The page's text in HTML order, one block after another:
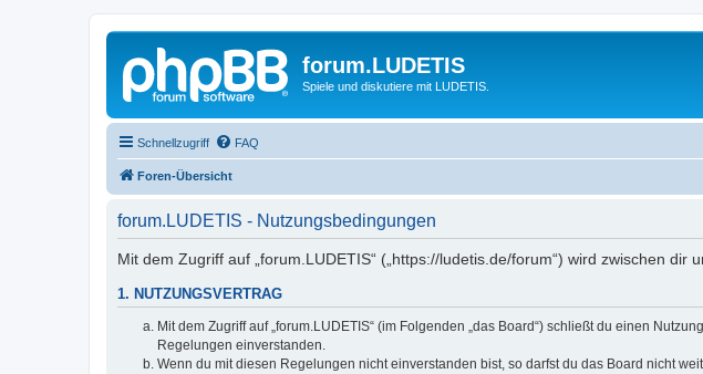
forum.LUDETIS
Spiele und diskutiere mit LUDETIS.
Schnellzugriff FAQ
Foren-Übersicht
forum.LUDETIS - Nutzungsbedingungen
Mit dem Zugriff auf „forum.LUDETIS“ („https://ludetis.de/forum“) wird zwischen
1. NUTZUNGSVERTRAG
Mit dem Zugriff auf „forum.LUDETIS“ (im Folgenden „das Board“) schließt du einen
Regelungen einverstanden.
Wenn du mit diesen Regelungen nicht einverstanden bist, so darfst du das Board nicht